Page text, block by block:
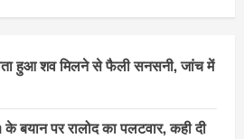
हुआ शव मिलने से फैली सनसनी, जांच में
बयान पर रालोद का पलटवार, कही दी